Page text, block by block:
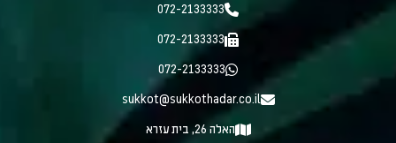
072-2133333
072-2133333
072-2133333
sukkot@sukkothadar.co.il
האלה 26, בית עזרא